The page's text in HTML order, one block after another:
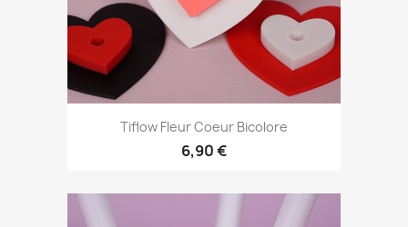
Tiflow Fleur Coeur Bicolore
6,90 €